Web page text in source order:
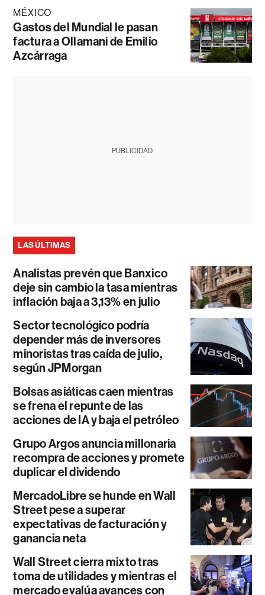
MÉXICO
Gastos del Mundial le pasan
factura a Ollamani de Emilio
Azcárraga
PUBLICIDAD
LAS ÚLTIMAS
Analistas prevén que Banxico
deje sin cambio la tasa mientras
inflación baja a 3,13% en julio
Sector tecnológico podría
depender más de inversores
minoristas tras caída de julio,
según JPMorgan
Bolsas asiáticas caen mientras
se frena el repunte de las
acciones de IA y baja el petróleo
Grupo Argos anuncia millonaria
recompra de acciones y promete
duplicar el dividendo
MercadoLibre se hunde en Wall
Street pese a superar
expectativas de facturación y
ganancia neta
Wall Street cierra mixto tras
toma de utilidades y mientras el
mercado evalúa avances con